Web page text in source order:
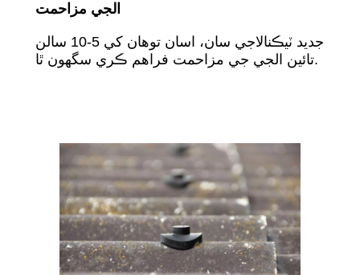
الجي مزاحمت
جديد ٽيڪنالاجي سان، اسان توهان کي 5-10 سالن
تائين الجي جي مزاحمت فراهم ڪري سگهون ٿا.